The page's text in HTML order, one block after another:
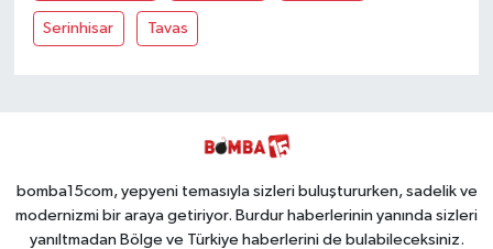
Serinhisar Tavas
bomba15com, yepyeni temasıyla sizleri buluştururken, sadelik ve
modernizmi bir araya getiriyor. Burdur haberlerinin yanında sizleri
yanıltmadan Bölge ve Türkiye haberlerini de bulabileceksiniz.